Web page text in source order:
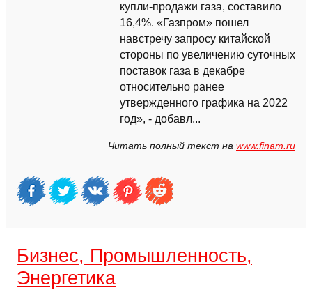
купли-продажи газа, составило
16,4%. «Газпром» пошел
навстречу запросу китайской
стороны по увеличению суточных
поставок газа в декабре
относительно ранее
утвержденного графика на 2022
год», - добавл...
Читать полный текст на www.finam.ru
Бизнес, Промышленность,
Энергетика